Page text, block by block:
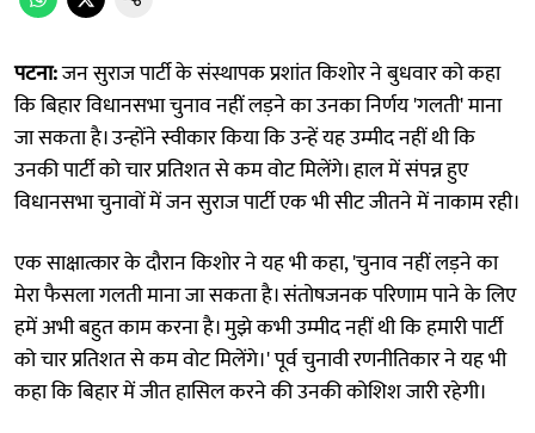
पटना:जन सुराज पार्टी के संस्थापक प्रशांत किशोर ने बुधवार को कहा
कि बिहार विधानसभा चुनाव नहीं लड़ने का उनका निर्णय 'गलती' माना
जा सकता है। उन्होंने स्वीकार किया कि उन्हें यह उम्मीद नहीं थी कि
उनकी पार्टी को चार प्रतिशत से कम वोट मिलेंगे। हाल में संपन्न हुए
विधानसभा चुनावों में जन सुराज पार्टी एक भी सीट जीतने में नाकाम रही।
एक साक्षात्कार के दौरान किशोर ने यह भी कहा, 'चुनाव नहीं लड़ने का
मेरा फैसला गलती माना जा सकता है। संतोषजनक परिणाम पाने के लिए
हमें अभी बहुत काम करना है। मुझे कभी उम्मीद नहीं थी कि हमारी पार्टी
को चार प्रतिशत से कम वोट मिलेंगे।' पूर्व चुनावी रणनीतिकार ने यह भी
कहा कि बिहार में जीत हासिल करने की उनकी कोशिश जारी रहेगी।